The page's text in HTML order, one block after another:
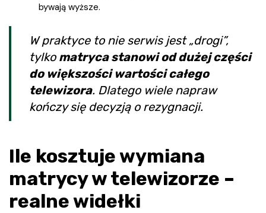
bywają wyższe.
W praktyce to nie serwis jest „drogi”,
tylko matryca stanowi od dużej części
do większości wartości całego
telewizora. Dlatego wiele napraw
kończy się decyzją o rezygnacji.
Ile kosztuje wymiana
matrycy w telewizorze –
realne widełki